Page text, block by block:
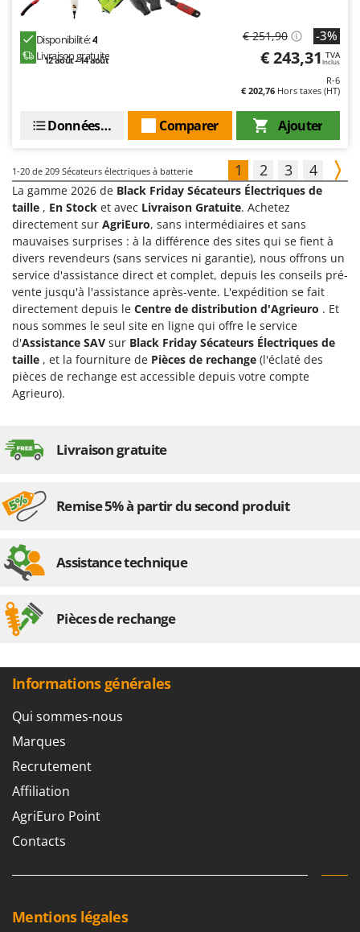
Disponibilité:4
Livraison gratuite
12 août - 14 août
€ 251,90 -3%
€ 243,31 TVA
Inclus
R-6
€ 202,76 Hors taxes (HT)
Ajouter
Comparer
Données techniques
1-20 de 209 Sécateurs électriques à batterie 1 2 3 4
La gamme 2026 de Black Friday Sécateurs Électriques de
taille , En Stock et avec Livraison Gratuite. Achetez
directement sur AgriEuro, sans intermédiaires et sans
mauvaises surprises : à la différence des sites qui se fient à
divers revendeurs (sans services ni garantie), nous offrons un
service d'assistance direct et complet, depuis les conseils pré-
vente jusqu'à l'assistance après-vente. L'expédition se fait
directement depuis le Centre de distribution d'Agrieuro . Et
nous sommes le seul site en ligne qui offre le service
d'Assistance SAV sur Black Friday Sécateurs Électriques de
taille , et la fourniture de Pièces de rechange (l'éclaté des
pièces de rechange est accessible depuis votre compte
Agrieuro).
Livraison gratuite
Remise 5% à partir du second produit
Assistance technique
Pièces de rechange
Informations générales
Qui sommes-nous
Marques
Recrutement
Affiliation
AgriEuro Point
Contacts
Mentions légales